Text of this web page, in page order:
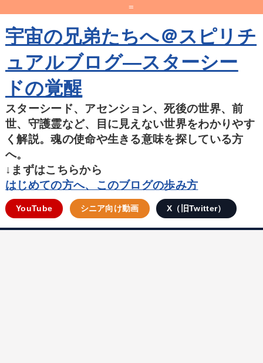
=
宇宙の兄弟たちへ＠スピリチ
ュアルブログ―スターシー
ドの覚醒
スターシード、アセンション、死後の世界、前
世、守護霊など、目に見えない世界をわかりやす
く解説。魂の使命や生きる意味を探している方
へ。
↓まずはこちらから
はじめての方へ、このブログの歩み方
YouTube シニア向け動画 X（旧Twitter）